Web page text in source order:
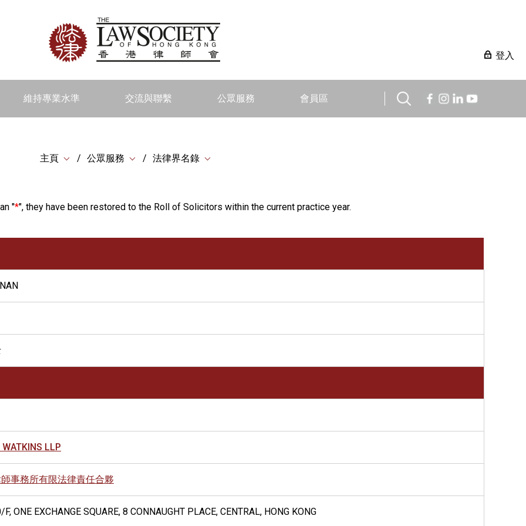
登入
維持專業水準 交流與聯繫 公眾服務 會員區
主頁 公眾服務 法律界名錄
"*", they have been restored to the Roll of Solicitors within the current practice year.
LLP
事務所有限法律責任合夥
ONE EXCHANGE SQUARE, 8 CONNAUGHT PLACE, CENTRAL, HONG KONG